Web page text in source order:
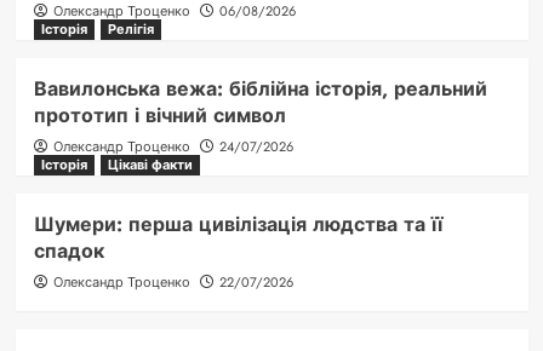
Олександр Троценко
06/08/2026
Історія
Релігія
Вавилонська вежа: біблійна історія, реальний
прототип і вічний символ
Олександр Троценко
24/07/2026
Історія
Цікаві факти
Шумери: перша цивілізація людства та її
спадок
Олександр Троценко 22/07/2026